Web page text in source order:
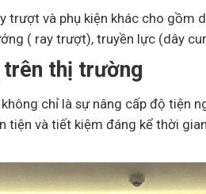
trượt và phụ kiện khác cho gồm
( ray trượt), truyền lực (dây
thị trường
không chỉ là sự nâng cấp độ tiện
tiện và tiết kiệm đáng kể thời